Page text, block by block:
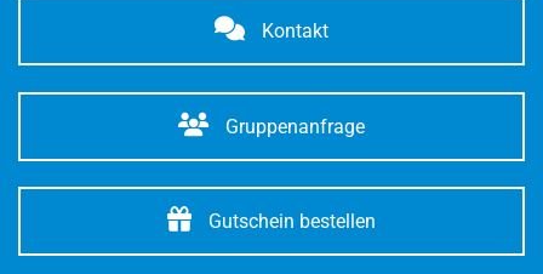
Kontakt
Gruppenanfrage
Gutschein bestellen